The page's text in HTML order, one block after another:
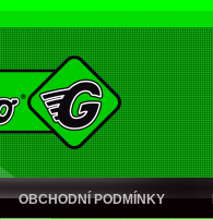
OBCHODNÍ PODMÍNKY